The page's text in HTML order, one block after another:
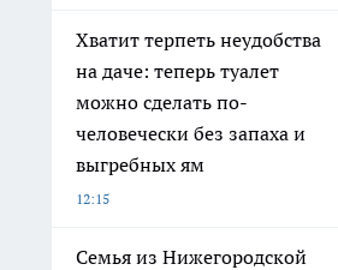
Хватит терпеть неудобства
на даче: теперь туалет
можно сделать по-
человечески без запаха и
выгребных ям
12:15
Семья из Нижегородской